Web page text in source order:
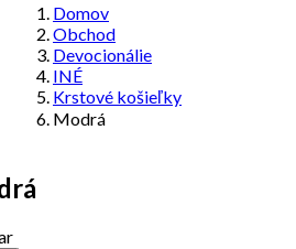
Domov
Obchod
Devocionálie
INÉ
Krstové košieľky
Modrá